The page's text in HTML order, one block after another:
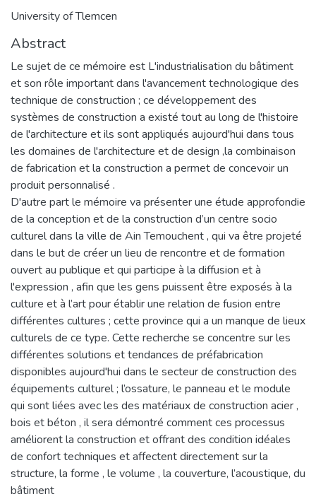
University of Tlemcen
Abstract
Le sujet de ce mémoire est L'industrialisation du bâtiment
et son rôle important dans l'avancement technologique des
technique de construction ; ce développement des
systèmes de construction a existé tout au long de l'histoire
de l'architecture et ils sont appliqués aujourd'hui dans tous
les domaines de l'architecture et de design ,la combinaison
de fabrication et la construction a permet de concevoir un
produit personnalisé .
D'autre part le mémoire va présenter une étude approfondie
de la conception et de la construction d’un centre socio
culturel dans la ville de Ain Temouchent , qui va être projeté
dans le but de créer un lieu de rencontre et de formation
ouvert au publique et qui participe à la diffusion et à
l'expression , afin que les gens puissent être exposés à la
culture et à l’art pour établir une relation de fusion entre
différentes cultures ; cette province qui a un manque de lieux
culturels de ce type. Cette recherche se concentre sur les
différentes solutions et tendances de préfabrication
disponibles aujourd'hui dans le secteur de construction des
équipements culturel ; l’ossature, le panneau et le module
qui sont liées avec les des matériaux de construction acier ,
bois et béton , il sera démontré comment ces processus
améliorent la construction et offrant des condition idéales
de confort techniques et affectent directement sur la
structure, la forme , le volume , la couverture, l’acoustique, du
bâtiment